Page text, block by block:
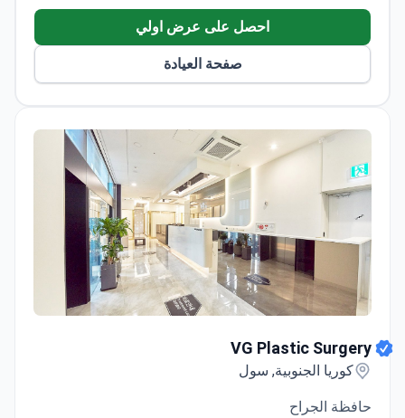
aesthetic expertise.
Provides stem cell and exosome therapy for face
and scalp regeneration.
Multilingual staff assist international patients in
احصل على عرض اولي
صفحة العيادة
VG Plastic Surgery
كوريا الجنوبية, سول
حافظة الجراح